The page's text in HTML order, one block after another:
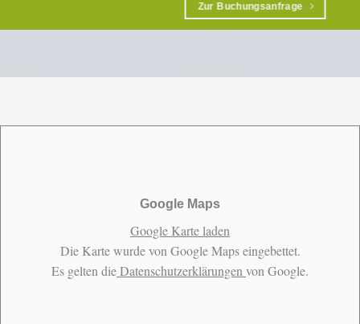
Zur Buchungsanfrage
Google Maps
Google Karte laden
Die Karte wurde von Google Maps eingebettet.
Es gelten dieDatenschutzerklärungen von Google.